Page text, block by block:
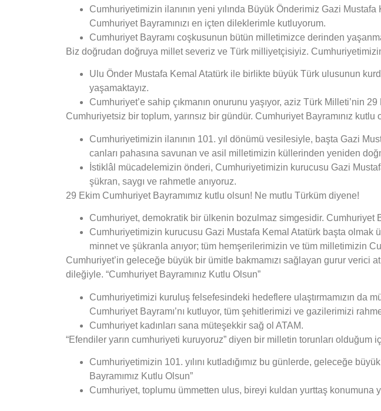
Cumhuriyetimizin ilanının yeni yılında Büyük Önderimiz Gazi
Cumhuriyet Bayramınızı en içten dileklerimle kutluyorum.
Cumhuriyet Bayramı coşkusunun bütün milletimizce derinden
Biz doğrudan doğruya millet severiz ve Türk milliyetçisiyiz.
Ulu Önder Mustafa Kemal Atatürk ile birlikte büyük Türk ulusunun
yaşamaktayız.
Cumhuriyet’e sahip çıkmanın onurunu yaşıyor, aziz Türk Milleti’nin
Cumhuriyetsiz bir toplum, yarınsız bir gündür. Cumhuriyet Bayramınız kutlu
Cumhuriyetimizin ilanının 101. yıl dönümü vesilesiyle, başta Gazi
canları pahasına savunan ve asil milletimizin küllerinden yeniden
İstiklâl mücadelemizin önderi, Cumhuriyetimizin kurucusu Gazi
şükran, saygı ve rahmetle anıyoruz.
29 Ekim Cumhuriyet Bayramımız kutlu olsun! Ne mutlu Türküm diyene!
Cumhuriyet, demokratik bir ülkenin bozulmaz simgesidir. Cumhuriyet
Cumhuriyetimizin kurucusu Gazi Mustafa Kemal Atatürk başta olmak
minnet ve şükranla anıyor; tüm hemşerilerimizin ve tüm milletimizin
Cumhuriyet’in geleceğe büyük bir ümitle bakmamızı sağlayan gurur verici
dileğiyle. “Cumhuriyet Bayramınız Kutlu Olsun”
Cumhuriyetimizi kuruluş felsefesindeki hedeflere ulaştırmamızın da
Cumhuriyet Bayramı’nı kutluyor, tüm şehitlerimizi ve gazilerimizi
Cumhuriyet kadınları sana müteşekkir sağ ol ATAM.
“Efendiler yarın cumhuriyeti kuruyoruz” diyen bir milletin torunları olduğum
Cumhuriyetimizin 101. yılını kutladığımız bu günlerde, geleceğe
Bayramımız Kutlu Olsun”
Cumhuriyet, toplumu ümmetten ulus, bireyi kuldan yurttaş konumuna